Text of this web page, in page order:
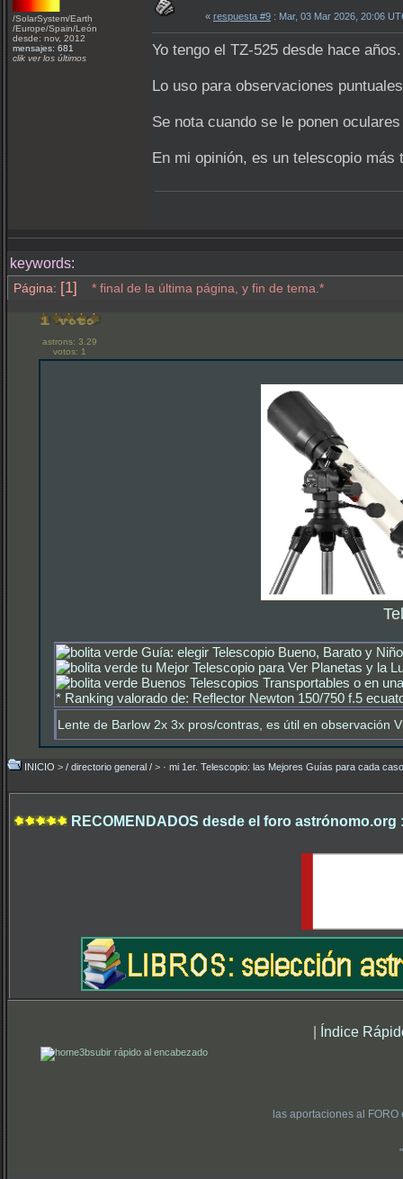
/SolarSystem/Earth
/Europe/Spain/León
desde: nov, 2012
mensajes: 681
clik ver los últimos
« respuesta #9 : Mar, 03 Mar 2026, 20:06
Yo tengo el TZ-525 desde hace años.
Lo uso para observaciones
Se nota cuando se le ponen
En mi opinión, es un telescopio
keywords:
Página: [1] * final de la última página, y fin de tema.*
astrons: 3.29
votos: 1
Guía: elegir Telescopio Bueno, Barato y
tu Mejor Telescopio para Ver Planetas y la
Buenos Telescopios Transportables o en
* Ranking valorado de: Reflector Newton 150/750 f.5
Lente de Barlow 2x 3x pros/contras, es útil en observación
INICIO > / directorio general / > · mi 1er. Telescopio: las Mejores Guías para cada
RECOMENDADOS desde el foro astrónomo.org
| Índice
subir rápido al encabezado
las aportaciones al